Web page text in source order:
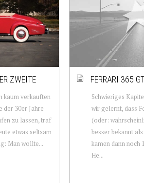
ZWEITE
kaum verkauften
der 30er Jahre
zu lassen, traf
etwas seltsam
Man wollte...
FERRARI 365
Schwieriges
wir gelernt, dass
(oder:
besser bekannt
kamen dann noch
He...